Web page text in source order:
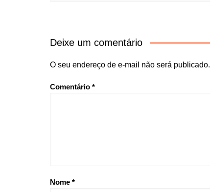
Deixe um comentário
O seu endereço de e-mail não será publicado.
Comentário *
Nome *